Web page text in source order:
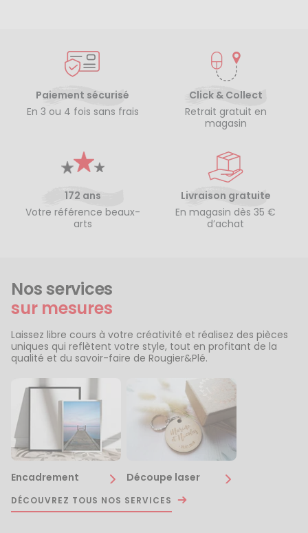
Paiement sécurisé
En 3 ou 4 fois sans frais
Click & Collect
Retrait gratuit en
magasin
172 ans
Votre référence beaux-
arts
Livraison gratuite
En magasin dès 35 €
d’achat
Nos services
sur mesures
Laissez libre cours à votre créativité et réalisez des pièces
uniques qui reflètent votre style, tout en profitant de la
qualité et du savoir-faire de Rougier&Plé.
Encadrement Découpe laser
DÉCOUVREZ TOUS NOS SERVICES